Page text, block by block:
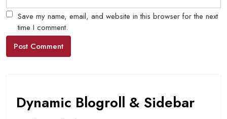
Save my name, email, and website in this browser for the next
time I comment.
Dynamic Blogroll & Sidebar